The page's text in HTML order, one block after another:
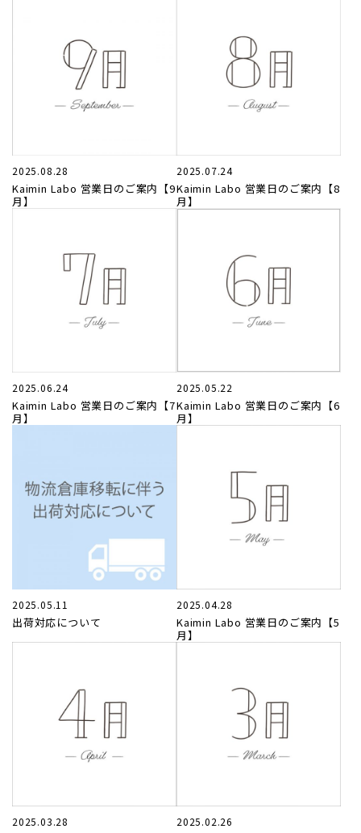
2025.08.28
Kaimin Labo 営業日のご案内【9
月】
2025.07.24
Kaimin Labo 営業日のご案内【8
月】
2025.06.24
Kaimin Labo 営業日のご案内【7
月】
2025.05.22
Kaimin Labo 営業日のご案内【6
月】
2025.05.11
出荷対応について
2025.04.28
Kaimin Labo 営業日のご案内【5
月】
2025.03.28 2025.02.26